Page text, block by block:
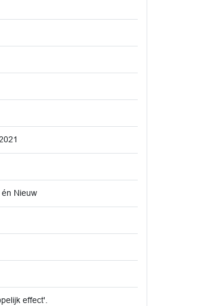
Nieuw
effect'.